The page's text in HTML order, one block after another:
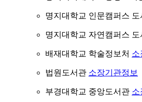
명지대학교 인문캠퍼스 도
명지대학교 자연캠퍼스 도
배재대학교 학술정보처 소
법원도서관 소장기관정보
부경대학교 중앙도서관 소